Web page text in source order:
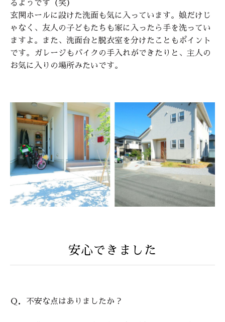
るようです（笑）
玄関ホールに設けた洗面も気に入っています。娘だけじ
ゃなく、友人の子どもたちも家に入ったら手を洗ってい
ますよ。また、洗面台と脱衣室を分けたこともポイント
です。ガレージもバイクの手入れができたりと、主人の
お気に入りの場所みたいです。
安心できました
Ｑ．不安な点はありましたか？